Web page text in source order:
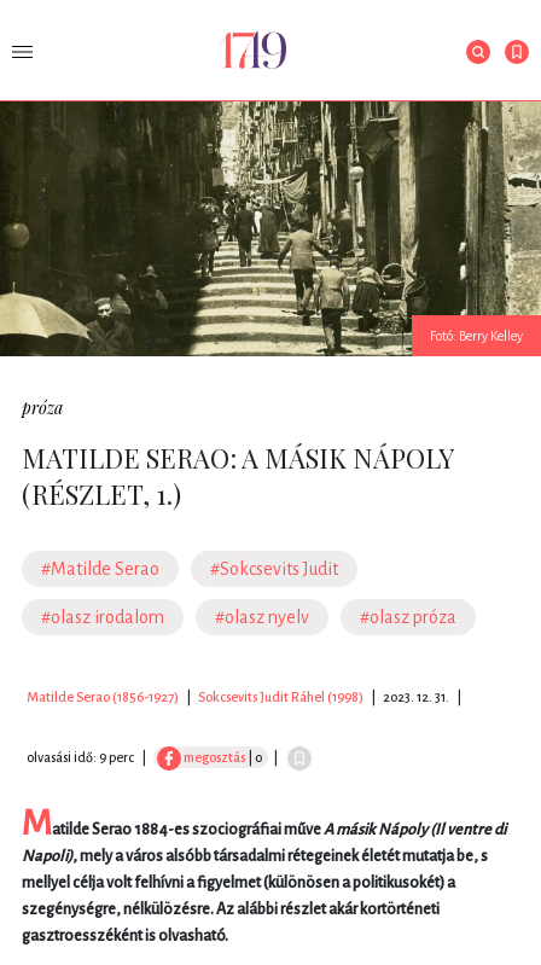
Fotó: Berry Kelley
próza
MATILDE SERAO: A MÁSIK NÁPOLY
(RÉSZLET, 1.)
#Matilde Serao #Sokcsevits Judit
#olasz irodalom #olasz nyelv #olasz próza
Matilde Serao (1856-1927) Sokcsevits Judit Ráhel (1998) 2023. 12. 31.
olvasási idő: 9 perc megosztás | 0
Matilde Serao 1884-es szociográfiai műveA másik Nápoly (Il ventre di
Napoli), mely a város alsóbb társadalmi rétegeinek életét mutatja be, s
mellyel célja volt felhívni a figyelmet (különösen a politikusokét) a
szegénységre, nélkülözésre. Az alábbi részlet akár kortörténeti
gasztroesszéként is olvasható.